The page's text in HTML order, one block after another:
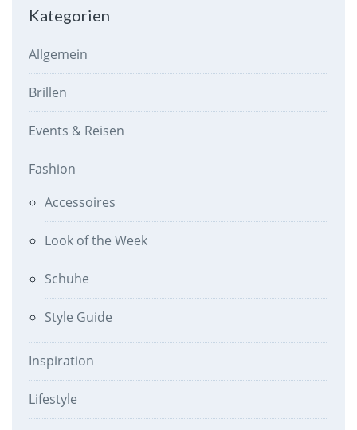
Kategorien
Allgemein
Brillen
Events & Reisen
Fashion
Accessoires
Look of the Week
Schuhe
Style Guide
Inspiration
Lifestyle